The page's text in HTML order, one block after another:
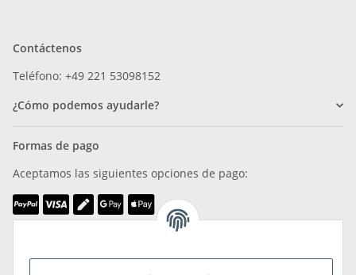
Contáctenos
Teléfono: +49 221 53098152
¿Cómo podemos ayudarle?
Formas de pago
Aceptamos las siguientes opciones de pago:
Somos miembros de